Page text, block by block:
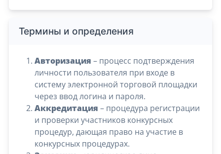
Термины и определения
Авторизация – процесс подтверждения
личности пользователя при входе в
систему электронной торговой площадки
через ввод логина и пароля.
Аккредитация – процедура регистрации
и проверки участников конкурсных
процедур, дающая право на участие в
конкурсных процедурах.